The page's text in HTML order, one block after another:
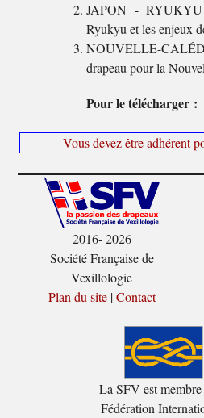
JAPON -
Ryukyu et les enjeux
NOUVELLE-
drapeau pour la
Pour le télécharger :
Vous devez être adhérent
2016- 2026
Société Française de
Vexillologie
Plan du site|Contact
La SFV est membre
Fédération